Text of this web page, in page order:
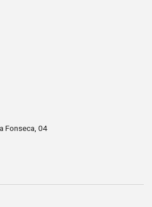
Fonseca, 04